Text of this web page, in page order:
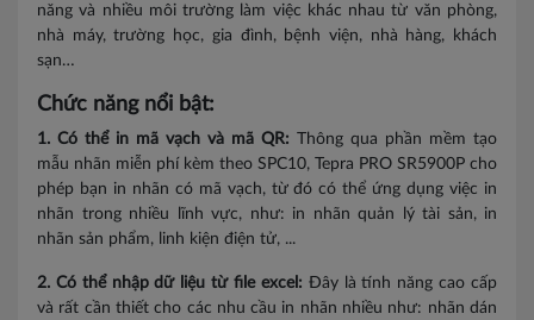
năng và nhiều môi trường làm việc khác nhau từ văn phòng,
nhà máy, trường học, gia đình, bệnh viện, nhà hàng, khách
sạn…
Chức năng nổi bật:
1. Có thể in mã vạch và mã QR: Thông qua phần mềm tạo
mẫu nhãn miễn phí kèm theo SPC10, Tepra PRO SR5900P cho
phép bạn in nhãn có mã vạch, từ đó có thể ứng dụng việc in
nhãn trong nhiều lĩnh vực, như: in nhãn quản lý tài sản, in
nhãn sản phẩm, linh kiện điện tử, ...
2. Có thể nhập dữ liệu từ file excel: Đây là tính năng cao cấp
và rất cần thiết cho các nhu cầu in nhãn nhiều như: nhãn dán